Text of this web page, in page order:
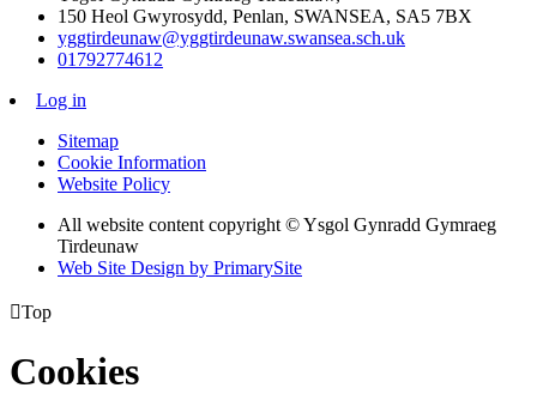
150 Heol Gwyrosydd, Penlan, SWANSEA, SA5 7BX
yggtirdeunaw@yggtirdeunaw.swansea.sch.uk
01792774612
Log in
Sitemap
Cookie Information
Website Policy
All website content copyright © Ysgol Gynradd Gymraeg
Tirdeunaw
Web Site Design by PrimarySite
Top
Cookies